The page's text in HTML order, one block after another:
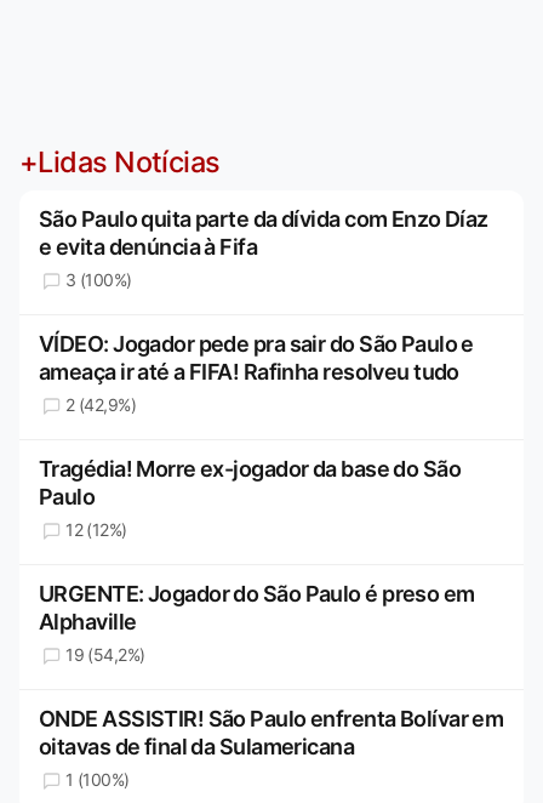
+Lidas Notícias
São Paulo quita parte da dívida com Enzo Díaz
e evita denúncia à Fifa
3 (100%)
VÍDEO: Jogador pede pra sair do São Paulo e
ameaça ir até a FIFA! Rafinha resolveu tudo
2 (42,9%)
Tragédia! Morre ex-jogador da base do São
Paulo
12 (12%)
URGENTE: Jogador do São Paulo é preso em
Alphaville
19 (54,2%)
ONDE ASSISTIR! São Paulo enfrenta Bolívar em
oitavas de final da Sulamericana
1 (100%)